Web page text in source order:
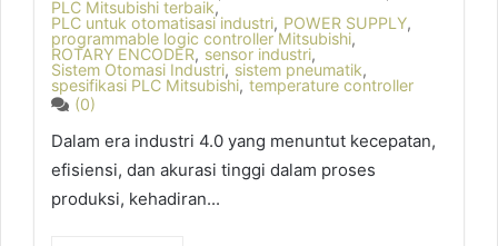
PLC Mitsubishi terbaik,
PLC untuk otomatisasi industri, POWER SUPPLY,
programmable logic controller Mitsubishi,
ROTARY ENCODER, sensor industri,
Sistem Otomasi Industri, sistem pneumatik,
spesifikasi PLC Mitsubishi, temperature controller
(0)
Dalam era industri 4.0 yang menuntut kecepatan,
efisiensi, dan akurasi tinggi dalam proses
produksi, kehadiran...